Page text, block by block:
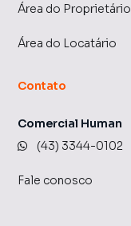
Área do Proprietário
Área do Locatário
Contato
Comercial Human
(43) 3344-0102
Fale conosco